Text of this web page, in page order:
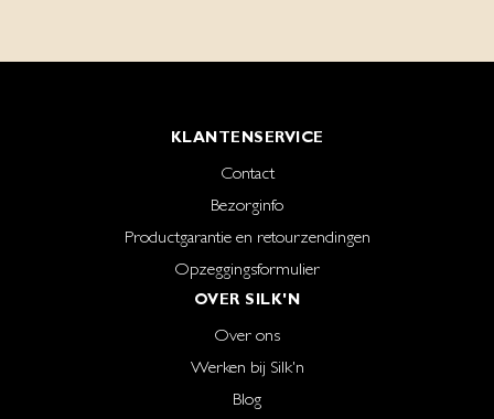
KLANTENSERVICE
Contact
Bezorginfo
Productgarantie en retourzendingen
Opzeggingsformulier
OVER SILK'N
Over ons
Werken bij Silk'n
Blog